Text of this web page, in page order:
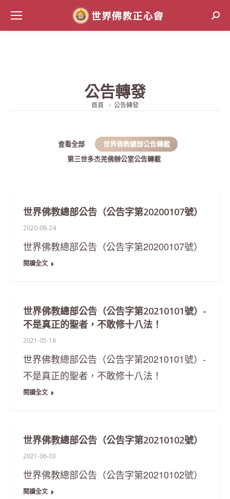
公告轉發
當前位置:
首頁 公告轉發
查看全部
世界佛教總部公告轉載
第三世多杰羌佛辦公室公告轉載
世界佛教總部公告（公告字第20200107號）
2020-08-24
世界佛教總部公告（公告字第20200107號）
閱讀全文
世界佛教總部公告（公告字第20210101號）-
不是真正的聖者，不敢修十八法！
2021-05-18
世界佛教總部公告（公告字第20210101號）-
不是真正的聖者，不敢修十八法！
閱讀全文
世界佛教總部公告（公告字第20210102號）
2021-06-03
世界佛教總部公告（公告字第20210102號）
閱讀全文